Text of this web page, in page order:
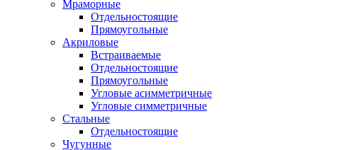
Мраморные
Отдельностоящие
Прямоугольные
Акриловые
Встраиваемые
Отдельностоящие
Прямоугольные
Угловые асимметричные
Угловые симметричные
Стальные
Отдельностоящие
Чугунные